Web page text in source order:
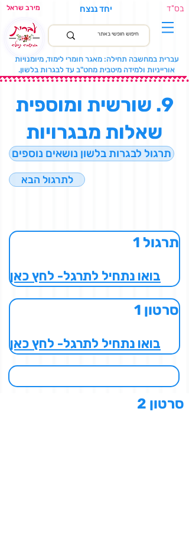
מירב שראל יחד ננצח בס"ד
עברית במחשבה תחילה: מאגר חומרי לימוד, מיומנויות
אורייניות ולמידה מיטבית מחט"ב עד לבגרות בלשון.
9. שורשית ומוספית
שאלות מבגרויות
תרגול לבגרות בלשון נושאים נוספים
לתרגול הבא
תרגול 1
בואו נתחיל לתרגל- לחץ כאן
סרטון 1
בואו נתחיל לתרגל- לחץ כאן
סרטון 2